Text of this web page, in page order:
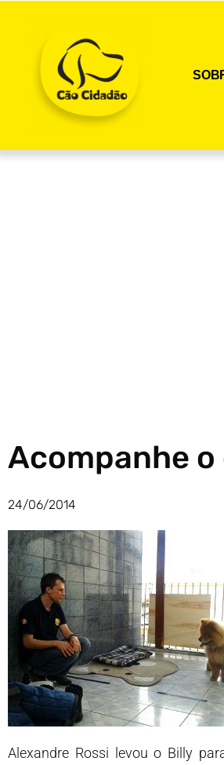
Acompanhe o
24/06/2014
Alexandre Rossi levou o Billy